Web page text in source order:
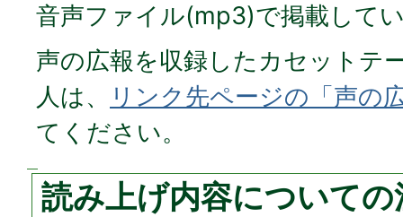
音声ファイル(mp3)で掲載して
声の広報を収録したカセットテ
人は、
リンク先ページの「声の
てください。
読み上げ内容についての